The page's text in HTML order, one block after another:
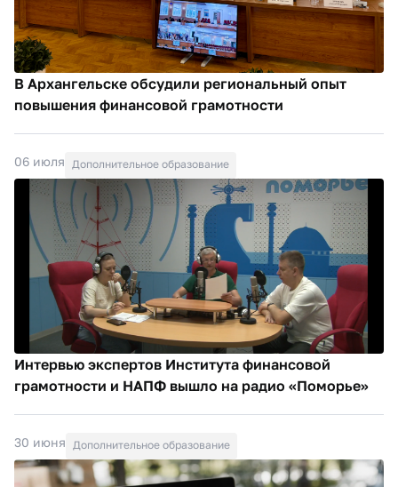
В Архангельске обсудили региональный опыт
повышения финансовой грамотности
06 июля Дополнительное образование
Интервью экспертов Института финансовой
грамотности и НАПФ вышло на радио «Поморье»
30 июня Дополнительное образование